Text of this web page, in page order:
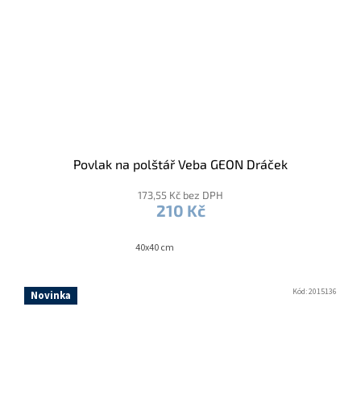
Povlak na polštář Veba GEON Dráček
173,55 Kč bez DPH
210 Kč
40x40 cm
Novinka Kód:2015136